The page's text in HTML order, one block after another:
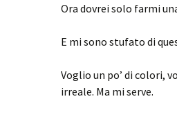
Ora dovrei solo farmi
E mi sono stufato di
Voglio un po’ di colori,
irreale. Ma mi serve.